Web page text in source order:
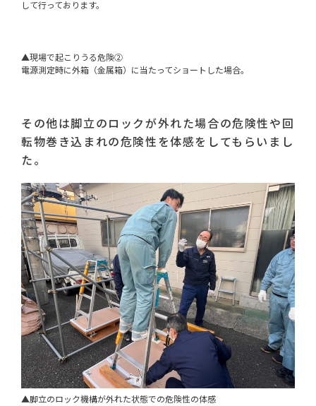
して行っております。
▲現場で起こりうる危険②
電源測定時に外箱（金属箱）に当たってショートした場合。
その他は脚立のロックが外れた場合の危険性や回
転物巻き込まれの危険性を体感をしてもらいまし
た。
▲脚立のロック機構が外れた状態での危険性の体感